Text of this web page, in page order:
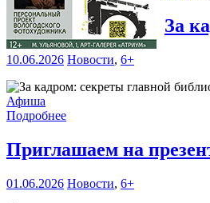
За
10.06.2026 Новости, 6+
Афиша
Подробнее
Приглашаем на
01.06.2026 Новости, 6+